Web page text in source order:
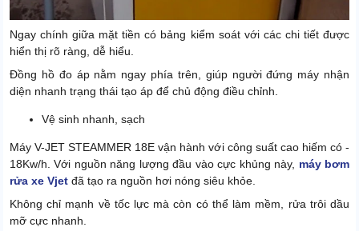
Ngay chính giữa mặt tiền có bảng kiểm soát với các chi tiết được
hiển thị rõ ràng, dễ hiểu.
Đồng hồ đo áp nằm ngay phía trên, giúp người đứng máy nhận
diện nhanh trạng thái tạo áp để chủ động điều chỉnh.
Vệ sinh nhanh, sạch
Máy V-JET STEAMMER 18E vận hành với công suất cao hiếm có -
18Kw/h. Với nguồn năng lượng đầu vào cực khủng này, máy bơm
rửa xe Vjet đã tạo ra nguồn hơi nóng siêu khỏe.
Không chỉ mạnh về tốc lực mà còn có thể làm mềm, rửa trôi dầu
mỡ cực nhanh.